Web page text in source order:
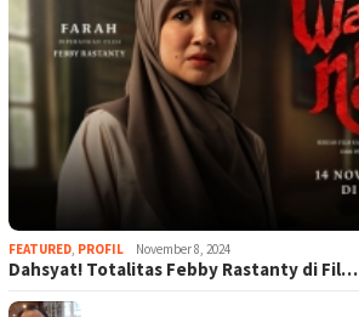
FEATURED, PROFIL November 8, 2024
Dahsyat! Totalitas Febby Rastanty di Fil…